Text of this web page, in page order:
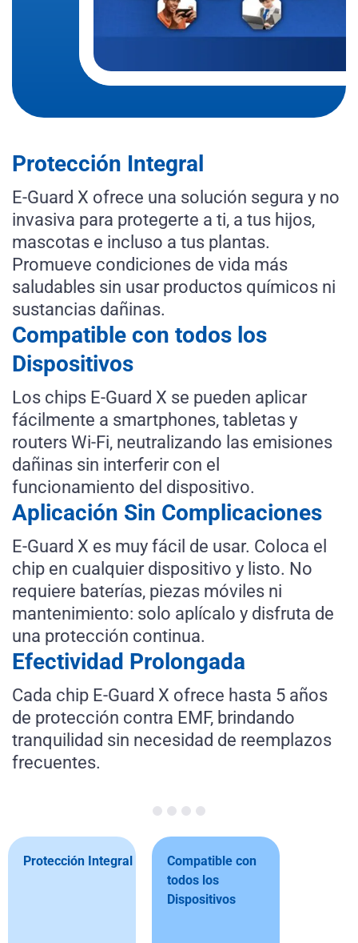
Protección Integral
E-Guard X ofrece una solución segura y no
invasiva para protegerte a ti, a tus hijos,
mascotas e incluso a tus plantas.
Promueve condiciones de vida más
saludables sin usar productos químicos ni
sustancias dañinas.
Compatible con todos los
Dispositivos
Los chips E-Guard X se pueden aplicar
fácilmente a smartphones, tabletas y
routers Wi-Fi, neutralizando las emisiones
dañinas sin interferir con el
funcionamiento del dispositivo.
Aplicación Sin Complicaciones
E-Guard X es muy fácil de usar. Coloca el
chip en cualquier dispositivo y listo. No
requiere baterías, piezas móviles ni
mantenimiento: solo aplícalo y disfruta de
una protección continua.
Efectividad Prolongada
Cada chip E-Guard X ofrece hasta 5 años
de protección contra EMF, brindando
tranquilidad sin necesidad de reemplazos
frecuentes.
Protección Integral
Compatible con
todos los
Dispositivos